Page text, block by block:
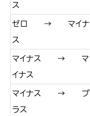
ス
ゼロ → マイナ
ス
マイナス → マ
イナス
マイナス → プ
ラス